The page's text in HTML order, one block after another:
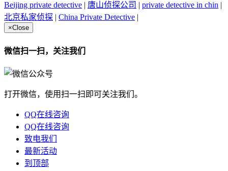
Beijing private detective | 唐山侦探公司 | private detective in chin |
北京私家侦探 | China Private Detective |
×Close
微信扫一扫，关注我们
打开微信，使用扫一扫即可关注我们。
QQ在线咨询
QQ在线咨询
致电我们
最新活动
到顶部